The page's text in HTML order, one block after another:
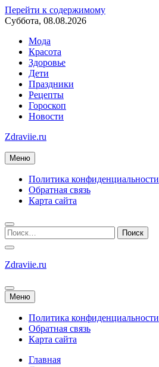
Перейти к содержимому
Суббота, 08.08.2026
Мода
Красота
Здоровье
Дети
Праздники
Рецепты
Гороскоп
Новости
Zdraviie.ru
Меню
Политика конфиденциальности
Обратная связь
Карта сайта
Zdraviie.ru
Меню
Политика конфиденциальности
Обратная связь
Карта сайта
Главная